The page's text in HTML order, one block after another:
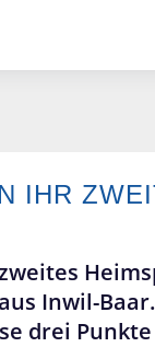
IHR
Inwil-
drei